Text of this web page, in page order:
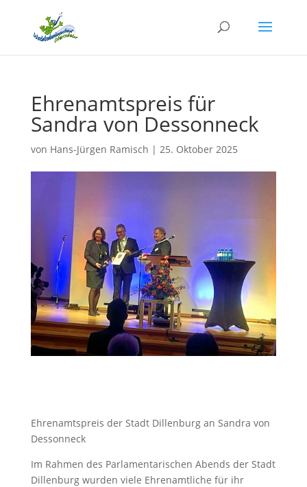
Ehrenamtspreis für
Sandra von Dessonneck
von Hans-Jürgen Ramisch | 25. Oktober 2025
Ehrenamtspreis der Stadt Dillenburg an Sandra von
Dessonneck
Im Rahmen des Parlamentarischen Abends der Stadt
Dillenburg wurden viele Ehrenamtliche für ihr